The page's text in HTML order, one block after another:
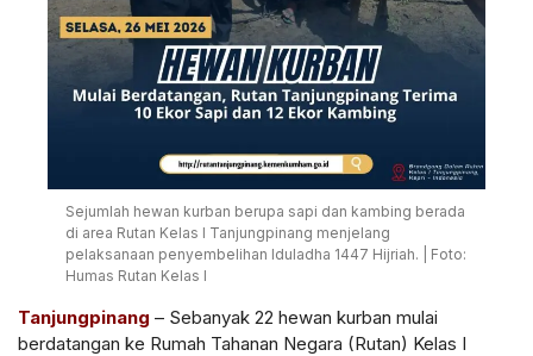
Sejumlah hewan kurban berupa sapi dan kambing berada
di area Rutan Kelas I Tanjungpinang menjelang
pelaksanaan penyembelihan Iduladha 1447 Hijriah. | Foto:
Humas Rutan Kelas I
Tanjungpinang – Sebanyak 22 hewan kurban mulai
berdatangan ke Rumah Tahanan Negara (Rutan) Kelas I